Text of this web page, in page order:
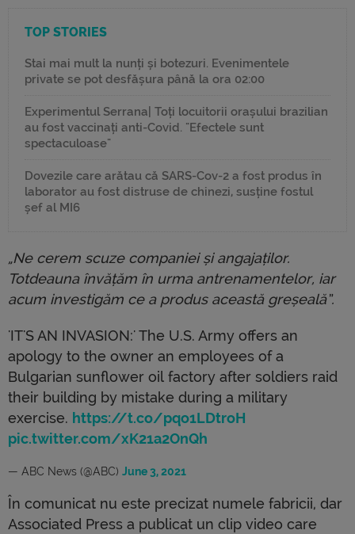
TOP STORIES
Stai mai mult la nunți și botezuri. Evenimentele
private se pot desfășura până la ora 02:00
Experimentul Serrana| Toți locuitorii orașului brazilian
au fost vaccinați anti-Covid. "Efectele sunt
spectaculoase"
Dovezile care arătau că SARS-Cov-2 a fost produs în
laborator au fost distruse de chinezi, susține fostul
șef al MI6
„Ne cerem scuze companiei și angajaților.
Totdeauna învățăm în urma antrenamentelor, iar
acum investigăm ce a produs această greșeală”.
'IT'S AN INVASION:' The U.S. Army offers an
apology to the owner an employees of a
Bulgarian sunflower oil factory after soldiers raid
their building by mistake during a military
exercise. https://t.co/pqo1LDtroH
pic.twitter.com/xK21a2OnQh
— ABC News (@ABC) June 3, 2021
În comunicat nu este precizat numele fabricii, dar
Associated Press a publicat un clip video care